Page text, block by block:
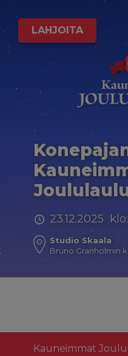
LAHJOITA
23.12.2025
Studio Skaala
Bruno Granholmin
Kauneimmat